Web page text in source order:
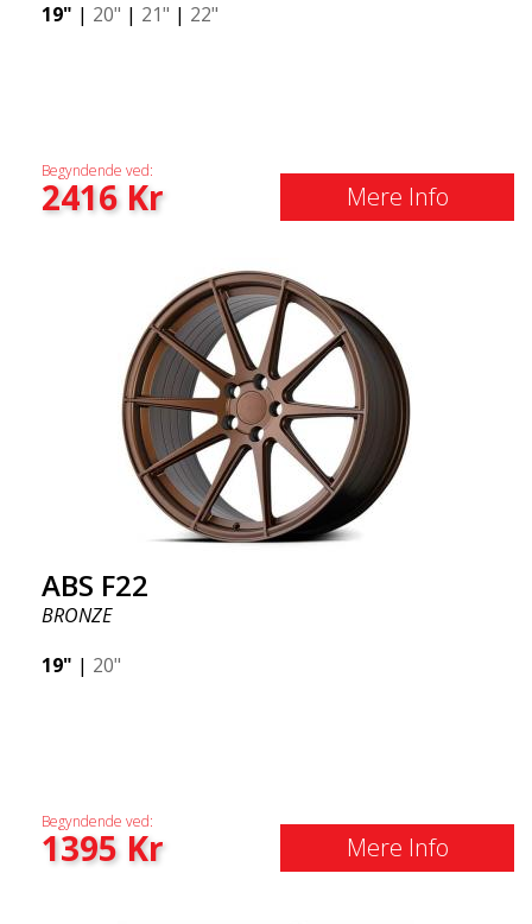
19" | 20" | 21" | 22"
Begyndende ved:
2416Kr Mere Info
ABS F22
BRONZE
19" | 20"
Begyndende ved:
1395Kr Mere Info